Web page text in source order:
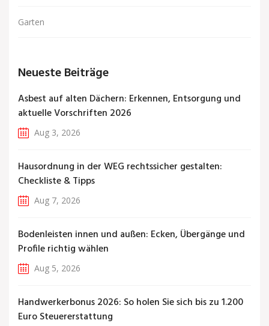
Garten
Neueste Beiträge
Asbest auf alten Dächern: Erkennen, Entsorgung und
aktuelle Vorschriften 2026
Aug 3, 2026
Hausordnung in der WEG rechtssicher gestalten:
Checkliste & Tipps
Aug 7, 2026
Bodenleisten innen und außen: Ecken, Übergänge und
Profile richtig wählen
Aug 5, 2026
Handwerkerbonus 2026: So holen Sie sich bis zu 1.200
Euro Steuererstattung